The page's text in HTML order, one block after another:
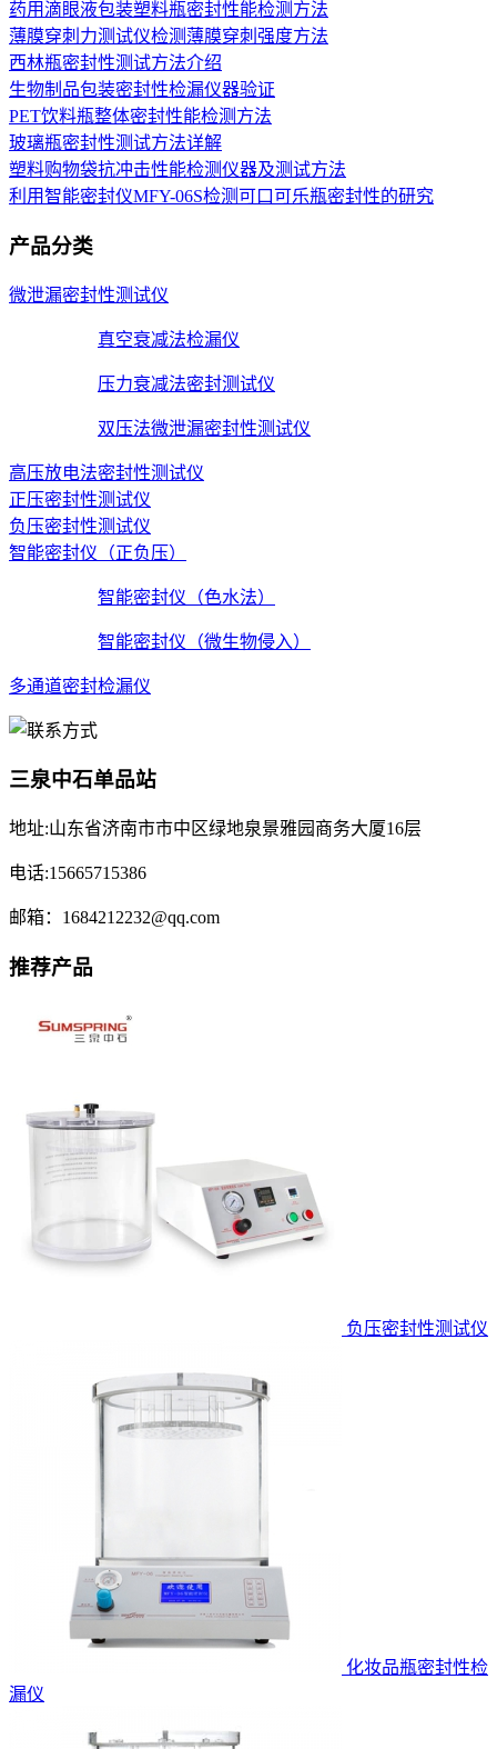
药用滴眼液包装塑料瓶密封性能检测方法
薄膜穿刺力测试仪检测薄膜穿刺强度方法
西林瓶密封性测试方法介绍
生物制品包装密封性检漏仪器验证
PET饮料瓶整体密封性能检测方法
玻璃瓶密封性测试方法详解
塑料购物袋抗冲击性能检测仪器及测试方法
利用智能密封仪MFY-06S检测可口可乐瓶密封性的研究
产品分类
微泄漏密封性测试仪
真空衰减法检漏仪
压力衰减法密封测试仪
双压法微泄漏密封性测试仪
高压放电法密封性测试仪
正压密封性测试仪
负压密封性测试仪
智能密封仪（正负压）
智能密封仪（色水法）
智能密封仪（微生物侵入）
多通道密封检漏仪
三泉中石单品站
地址:山东省济南市市中区绿地泉景雅园商务大厦16层
电话:15665715386
邮箱：1684212232@qq.com
推荐产品
负压密封性测试仪
化妆品瓶密封性检
漏仪